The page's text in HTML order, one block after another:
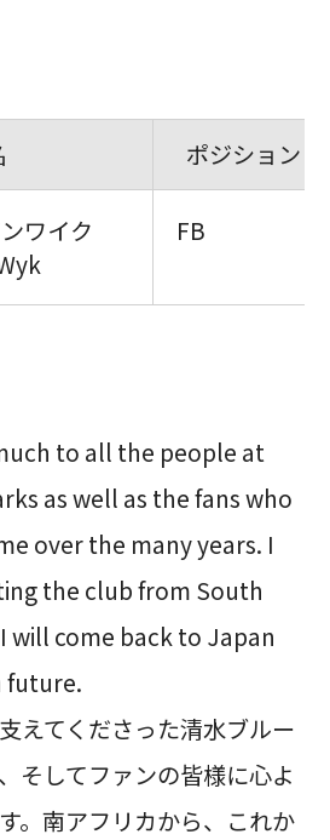
ポジション
ワイク
FB
to all the people at
as well as the fans who
over the many years. I
the club from South
will come back to Japan
future.
えてくださった清水ブルー
そしてファンの皆様に心よ
。南アフリカから、これか